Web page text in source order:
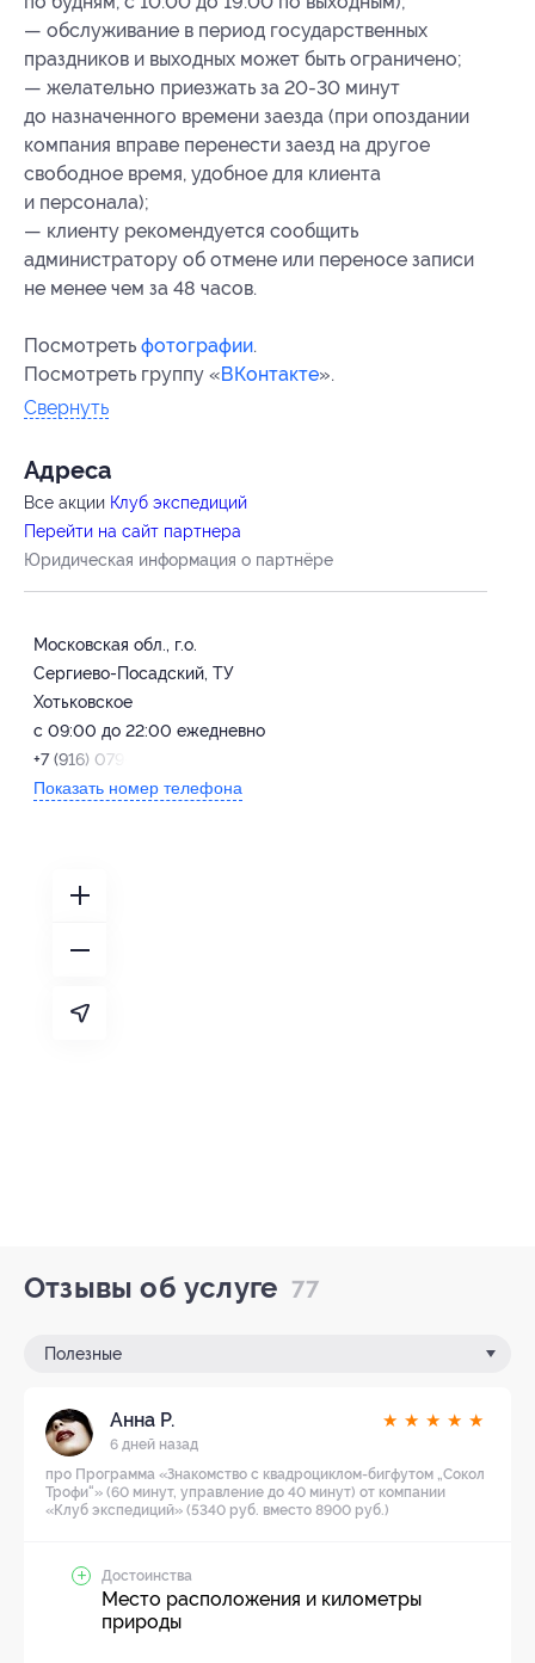
— обслуживание в период государственных
праздников и выходных может быть ограничено;
— желательно приезжать за 20-30 минут
до назначенного времени заезда (при опоздании
компания вправе перенести заезд на другое
свободное время, удобное для клиента
и персонала);
— клиенту рекомендуется сообщить
администратору об отмене или переносе записи
не менее чем за 48 часов.
Посмотреть фотографии.
Посмотреть группу «ВКонтакте».
Свернуть
Адресa
Все акции Клуб экспедиций
Перейти на сайт партнера
Юридическая информация о партнёре
Московская обл., г.о.
Сергиево-Посадский, ТУ
Хотьковское
с 09:00 до 22:00 ежедневно
+7 (916) 079-59-35
Показать номер телефона
Отзывы об услуге 77
Полезные
Анна Р.
6 дней назад
★ ★ ★ ★ ★
про Программа «Знакомство с квадроциклом-бигфутом „Сокол
Трофи“» (60 минут, управление до 40 минут) от компании
«Клуб экспедиций» (5340 руб. вместо 8900 руб.)
Достоинства
Место расположения и километры
природы